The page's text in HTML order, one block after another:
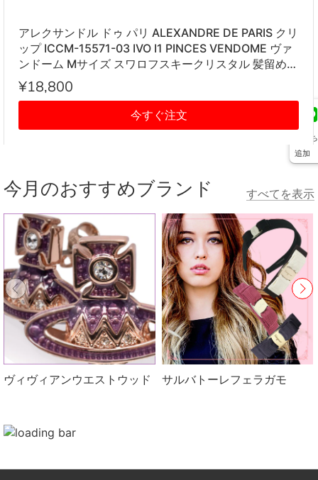
友だち
追加
アレクサンドル ドゥ パリ ALEXANDRE DE PARIS クリ
ップ ICCM-15571-03 IVO I1 PINCES VENDOME ヴァ
ンドーム Mサイズ スワロフスキークリスタル 髪留め
レディース アイボリー系
¥18,800
今すぐ注文
今月のおすすめブランド すべてを表示
ヴィヴィアンウエストウッド サルバトーレフェラガモ